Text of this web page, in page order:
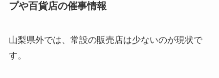
プや百貨店の催事情報
山梨県外では、常設の販売店は少ないのが現状で
す。